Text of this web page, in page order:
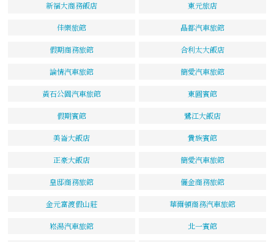
新福大商務飯店 東元旅店
佳樂旅館 晶都汽車旅館
假期商務旅館 合利太大飯店
論情汽車旅館 簡愛汽車旅館
黃石公園汽車旅館 東圓賓館
假期賓館 鷺江大飯店
美崙大飯店 貴族賓館
正豪大飯店 簡愛汽車旅館
皇邸商務旅館 儷金商務旅館
金元富渡假山莊 華爾頓商務汽車旅館
崧湯汽車旅館 北一賓館